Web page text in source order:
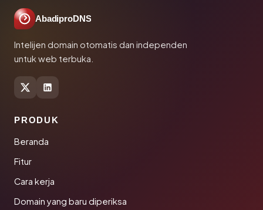
AbadiproDNS
Intelijen domain otomatis dan independen
untuk web terbuka.
PRODUK
Beranda
Fitur
Cara kerja
Domain yang baru diperiksa